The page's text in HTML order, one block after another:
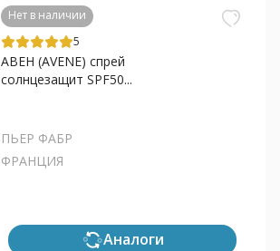
Нет в наличии
5
АВЕН (AVENE) спрей
солнцезащит SPF50...
ПЬЕР ФАБР
ФРАНЦИЯ
Аналоги